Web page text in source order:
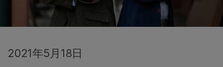
2021年5月18日